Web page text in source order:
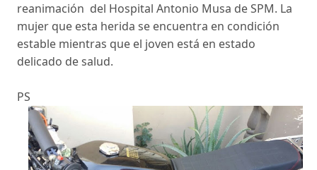
reanimación del Hospital Antonio Musa de SPM. La
mujer que esta herida se encuentra en condición
estable mientras que el joven está en estado
delicado de salud.
PS